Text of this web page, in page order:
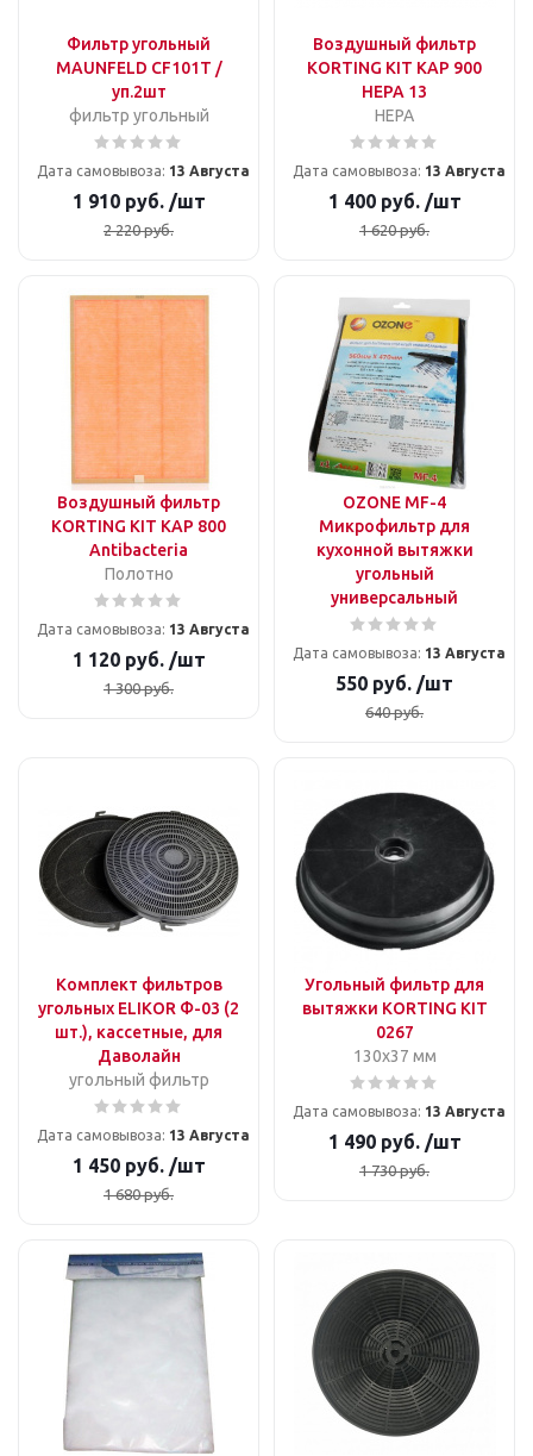
Фильтр угольный
MAUNFELD CF101T /
уп.2шт
фильтр угольный
Дата самовывоза: 13 Августа
1 910руб. /шт
2 220руб.
Воздушный фильтр
KORTING KIT KAP 900
HEPA 13
HEPA
Дата самовывоза: 13 Августа
1 400руб. /шт
1 620руб.
Воздушный фильтр
KORTING KIT KAP 800
Antibacteria
Полотно
Дата самовывоза: 13 Августа
1 120руб. /шт
1 300руб.
OZONE MF-4
Микрофильтр для
кухонной вытяжки
угольный
универсальный
Дата самовывоза: 13 Августа
550 руб. /шт
640руб.
Комплект фильтров
угольных ELIKOR Ф-03 (2
шт.), кассетные, для
Даволайн
угольный фильтр
Дата самовывоза: 13 Августа
1 450руб. /шт
1 680руб.
Угольный фильтр для
вытяжки KORTING KIT
0267
130x37 мм
Дата самовывоза: 13 Августа
1 490руб. /шт
1 730руб.